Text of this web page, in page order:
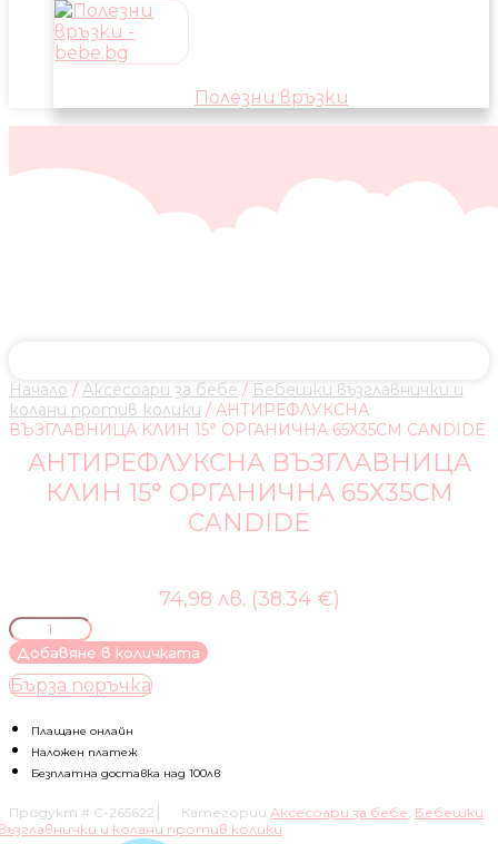
Полезни връзки
Начало / Аксесоари за бебе / Бебешки възглавнички и
колани против колики / АНТИРЕФЛУКСНА
ВЪЗГЛАВНИЦА КЛИН 15° ОРГАНИЧНА 65Х35СM CANDIDE
АНТИРЕФЛУКСНА ВЪЗГЛАВНИЦА
КЛИН 15° ОРГАНИЧНА 65Х35СM
CANDIDE
74,98 лв. (38.34 €)
количество
за
АНТИРЕФЛУКСНА
ВЪЗГЛАВНИЦА
15°
ОРГАНИЧНА
65Х35СM
Добавяне в количката
Бърза поръчка
Плащане онлайн
Наложен платеж
Безплатна доставка над 100лв
Продукт # C-265622 Категории Аксесоари за бебе, Бебешки
и колани против колики